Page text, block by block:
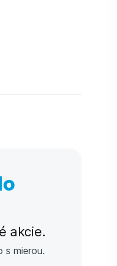
akcie.
s mierou.